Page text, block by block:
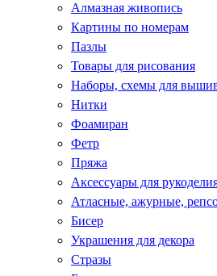
Алмазная живопись
Картины по номерам
Пазлы
Товары для рисования
Наборы, схемы для
Нитки
Фоамиран
Фетр
Пряжа
Аксессуары для
Атласные, ажурные,
Бисер
Украшения для декора
Стразы